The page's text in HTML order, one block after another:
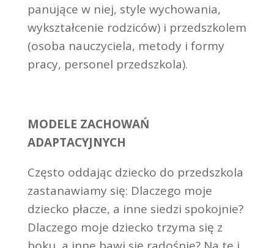
panujące w niej, style wychowania,
wykształcenie rodziców) i przedszkolem
(osoba nauczyciela, metody i formy
pracy, personel przedszkola).
MODELE ZACHOWAŃ
ADAPTACYJNYCH
Często oddając dziecko do przedszkola
zastanawiamy się: Dlaczego moje
dziecko płacze, a inne siedzi spokojnie?
Dlaczego moje dziecko trzyma się z